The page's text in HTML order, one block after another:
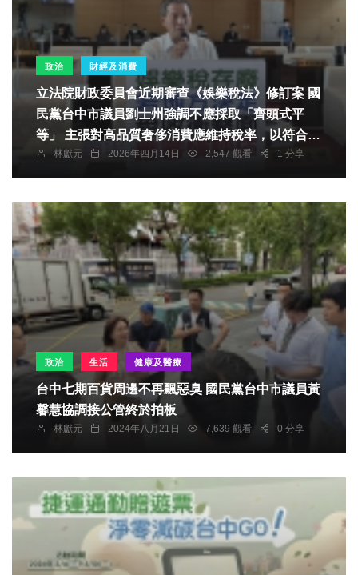
政治 財經及消費
立法院財政委員會近期審查《娛樂稅法》修訂案 國
民黨台中市議員劉士州強調不應採取「齊頭式平
等」 主張對高品質奢侈消費應維持稅率，以符合社
會公平
林獻元 2026年四月14日 2,547 觀看 1 分享
政治 生活 健康及醫療
台中七期百貨周邊不再飄惡臭 國民黨台中市議員黃
馨慧協調接公管終於拍板
林獻元 2024年八月21日 7,639 觀看 0 分享